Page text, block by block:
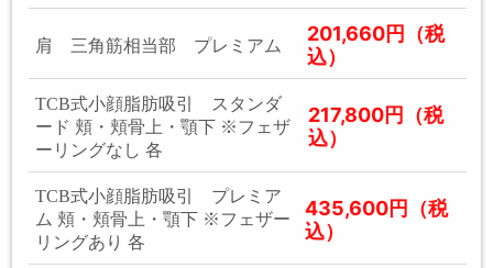
肩 三角筋相当部 プレミアム
201,660円（税
込）
TCB式小顔脂肪吸引 スタンダ
ード 頬・頬骨上・顎下 ※フェザ
ーリングなし 各
217,800円（税
込）
TCB式小顔脂肪吸引 プレミア
ム 頬・頬骨上・顎下 ※フェザー
リングあり 各
435,600円（税
込）